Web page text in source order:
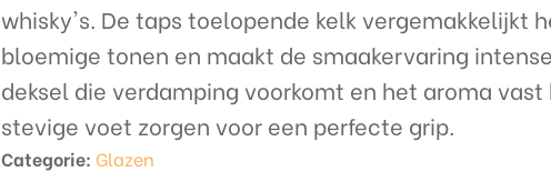
whisky's. De taps toelopende kelk vergemakkelijkt
bloemige tonen en maakt de smaakervaring
deksel die verdamping voorkomt en het aroma vast
stevige voet zorgen voor een perfecte grip.
Categorie: Glazen